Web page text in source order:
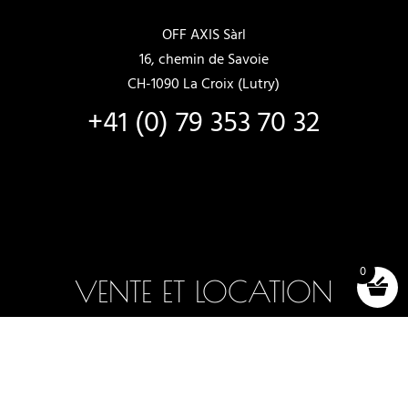
OFF AXIS Sàrl
16, chemin de Savoie
CH-1090 La Croix (Lutry)
+41 (0) 79 353 70 32
VENTE ET LOCATION
0